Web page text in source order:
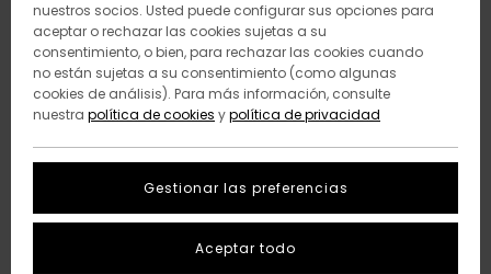
nuestros socios. Usted puede configurar sus opciones para
aceptar o rechazar las cookies sujetas a su
consentimiento, o bien, para rechazar las cookies cuando
no están sujetas a su consentimiento (como algunas
cookies de análisis). Para más información, consulte
nuestra política de cookies ypolítica de privacidad
Gestionar las preferencias
Aceptar todo